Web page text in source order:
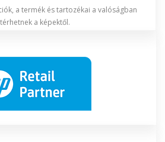
a termék és tartozékai a valóságban
a képektől.